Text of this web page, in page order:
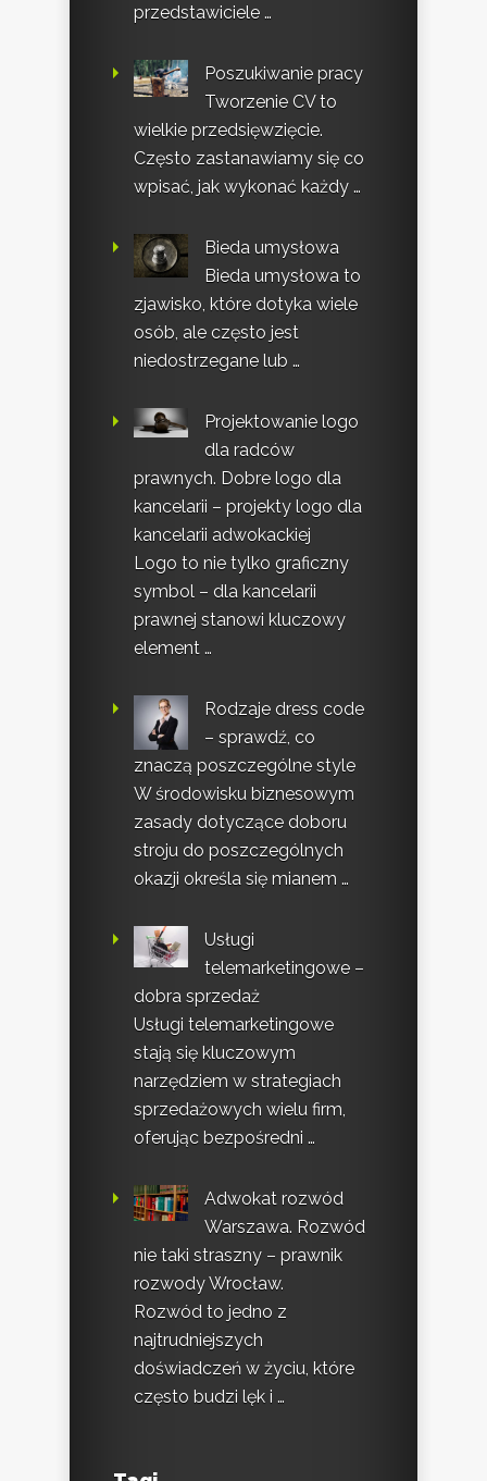
przedstawiciele …
Poszukiwanie pracy
Tworzenie CV to
wielkie przedsięwzięcie.
Często zastanawiamy się co
wpisać, jak wykonać każdy …
Bieda umysłowa
Bieda umysłowa to
zjawisko, które dotyka wiele
osób, ale często jest
niedostrzegane lub …
Projektowanie logo
dla radców
prawnych. Dobre logo dla
kancelarii – projekty logo dla
kancelarii adwokackiej
Logo to nie tylko graficzny
symbol – dla kancelarii
prawnej stanowi kluczowy
element …
Rodzaje dress code
– sprawdź, co
znaczą poszczególne style
W środowisku biznesowym
zasady dotyczące doboru
stroju do poszczególnych
okazji określa się mianem …
Usługi
telemarketingowe –
dobra sprzedaż
Usługi telemarketingowe
stają się kluczowym
narzędziem w strategiach
sprzedażowych wielu firm,
oferując bezpośredni …
Adwokat rozwód
Warszawa. Rozwód
nie taki straszny – prawnik
rozwody Wrocław.
Rozwód to jedno z
najtrudniejszych
doświadczeń w życiu, które
często budzi lęk i …